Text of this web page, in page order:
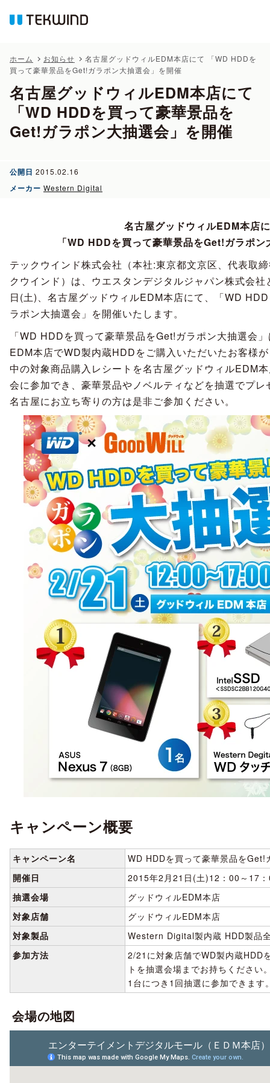
ホーム お知らせ
名古屋グッドウィルEDM本店にて 「WD HDDを
買って豪華景品をGet!ガラポン大抽選会」を開催
名古屋グッドウィルEDM本店にて
「WD HDDを買って豪華景品を
Get!ガラポン大抽選会」を開催
公開日 2015.02.16
メーカー Western Digital
名古屋グッドウィルEDM本店
「WD HDDを買って豪華景品をGet!ガラポ
テックウインド株式会社（本社:東京都文京区、代表取
クウインド）は、ウエスタンデジタルジャパン株式会
日(土)、名古屋グッドウィルEDM本店にて、「WD
ラポン大抽選会」を開催いたします。
「WD HDDを買って豪華景品をGet!ガラポン大抽選会
EDM本店でWD製内蔵HDDをご購入いただいたお客様
中の対象商品購入レシートを名古屋グッドウィルEDM
会に参加でき、豪華景品やノベルティなどを抽選でプ
名古屋にお立ち寄りの方は是非ご参加ください。
キャンペーン概要
キャンペーン名
WD HDDを買って豪華景品をGet!
開催日
2015年2月21日(土)12：00～17
抽選会場
グッドウィルEDM本店
対象店舗
グッドウィルEDM本店
対象製品
Western Digital製内蔵 HDD製品
参加方法
2/21に対象店舗でWD製内蔵HDD
トを抽選会場までお持ちください
1台につき1回抽選に参加できます
会場の地図